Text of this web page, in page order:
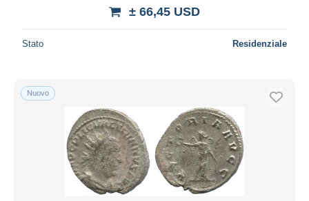
± 66,45 USD
Stato Residenziale
Nuovo